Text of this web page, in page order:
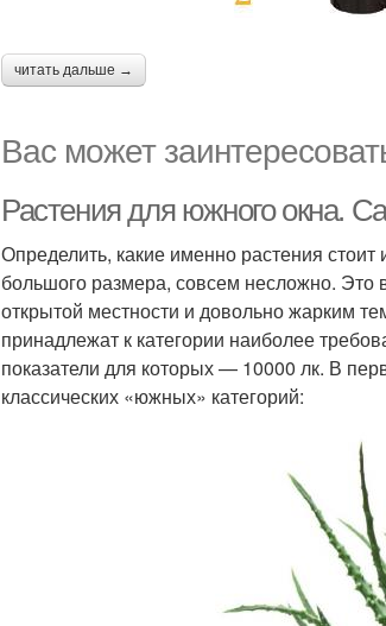
читать дальше →
Вас может
Растения для южного окна.
Определить, какие именно растения
большого размера, совсем несложно.
открытой местности и довольно жарким
принадлежат к категории наиболее
показатели для которых — 10000 лк. В
классических «южных» категорий: